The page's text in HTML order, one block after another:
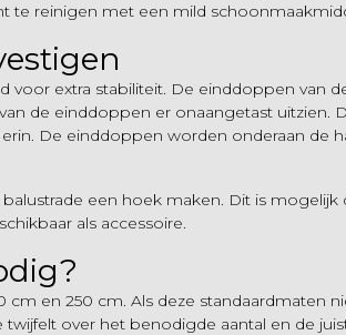
te reinigen met een mild
voor extra stabiliteit. De einddoppen
de einddoppen er onaangetast
De einddoppen worden onderaan
een hoek maken. Dit is
als accessoire.
cm en 250 cm. Als deze
over het benodigde aantal en de